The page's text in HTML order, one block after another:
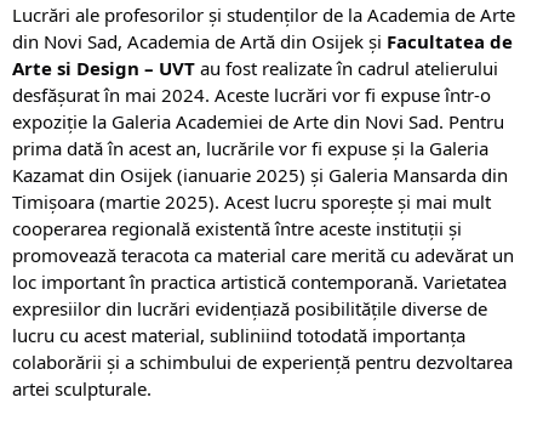
Lucrări ale profesorilor și studenților de la Academia de Arte
din Novi Sad, Academia de Artă din Osijek și Facultatea de
Arte si Design – UVT au fost realizate în cadrul atelierului
desfășurat în mai 2024. Aceste lucrări vor fi expuse într-o
expoziție la Galeria Academiei de Arte din Novi Sad. Pentru
prima dată în acest an, lucrările vor fi expuse și la Galeria
Kazamat din Osijek (ianuarie 2025) și Galeria Mansarda din
Timișoara (martie 2025). Acest lucru sporește și mai mult
cooperarea regională existentă între aceste instituții și
promovează teracota ca material care merită cu adevărat un
loc important în practica artistică contemporană. Varietatea
expresiilor din lucrări evidențiază posibilitățile diverse de
lucru cu acest material, subliniind totodată importanța
colaborării și a schimbului de experiență pentru dezvoltarea
artei sculpturale.